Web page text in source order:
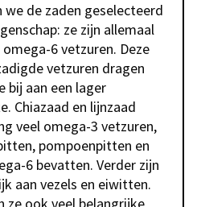
we de zaden geselecteerd
ze zijn allemaal
6 vetzuren. Deze
vetzuren dragen
bij aan een lager
Chiazaad en lijnzaad
veel omega-3 vetzuren,
pompoenpitten en
6 bevatten. Verder zijn
aan vezels en eiwitten.